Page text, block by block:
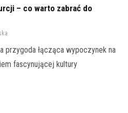
– co warto zabrać do
przygoda łącząca wypoczynek na
fascynującej kultury